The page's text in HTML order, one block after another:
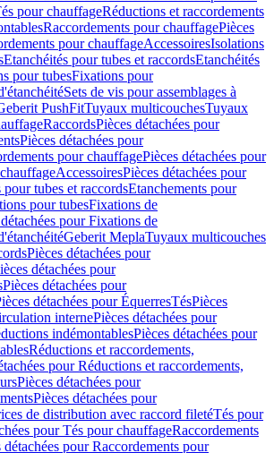
pour chauffageRéductions et raccordements
Raccordements pour chauffagePièces
pour chauffageAccessoiresIsolations
Etanchéités pour tubes et raccordsEtanchéités
pour tubesFixations pour
Sets de vis pour assemblages à
PushFitTuyaux multicouchesTuyaux
RaccordsPièces détachées pour
Pièces détachées pour
pour chauffagePièces détachées pour
AccessoiresPièces détachées pour
tubes et raccordsEtanchements pour
pour tubesFixations de
pour Fixations de
Geberit MeplaTuyaux multicouches
Pièces détachées pour
détachées pour
Pièces détachées pour
détachées pour ÉquerresTésPièces
internePièces détachées pour
indémontablesPièces détachées pour
Réductions et raccordements,
pour Réductions et raccordements,
Pièces détachées pour
Pièces détachées pour
de distribution avec raccord filetéTés pour
pour Tés pour chauffageRaccordements
détachées pour Raccordements pour